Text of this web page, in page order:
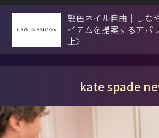
髪色ネイル自由｜しな
イテムを提案するアパ
上》
kate spade